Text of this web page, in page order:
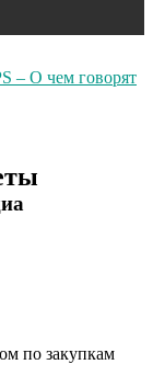
– О чем говорят
по закупкам